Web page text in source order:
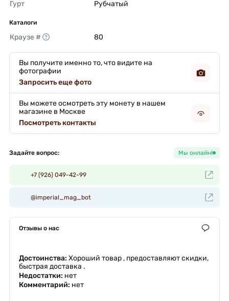
Гурт Рубчатый
Каталоги
Краузе # 80
Вы получите именно то, что видите на
фотографии
Запросить еще фото
Вы можете осмотреть эту монету в нашем
магазине в Москве
Посмотреть контакты
Задайте вопрос: Мы онлайн!
+7 (926) 049-42-99
@imperial_mag_bot
Отзывы о нас
Достоинства: Хороший товар , предоставляют скидки,
быстрая доставка .
Недостатки: нет
Комментарий: нет